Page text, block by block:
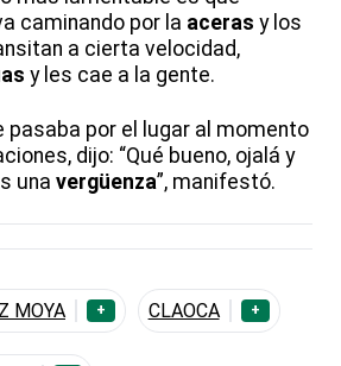
caminando por la aceras y los
a cierta velocidad,
y les cae a la gente.
pasaba por el lugar al momento
dijo: “Qué bueno, ojalá y
una vergüenza”, manifestó.
MOYA + CLAOCA +